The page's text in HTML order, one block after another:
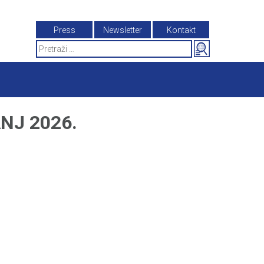
Press Newsletter
Kontakt
Search
for:
2026.